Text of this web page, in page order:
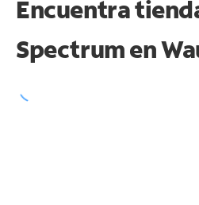
Encuentra
Spectrum en